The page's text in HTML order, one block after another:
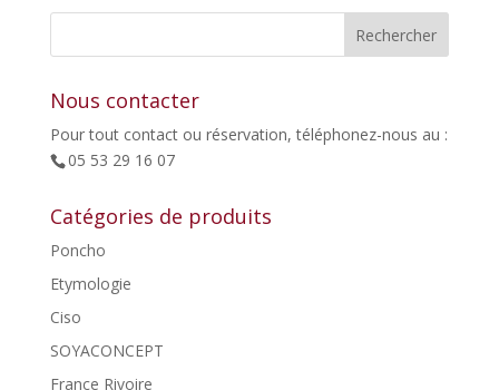
était : est :
Nous contacter
Pour tout contact ou réservation, téléphonez-nous au :
05 53 29 16 07
Catégories de produits
Poncho
Etymologie
Ciso
SOYACONCEPT
France Rivoire